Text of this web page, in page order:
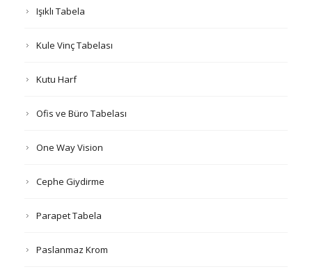
Işıklı Tabela
Kule Vinç Tabelası
Kutu Harf
Ofis ve Büro Tabelası
One Way Vision
Cephe Giydirme
Parapet Tabela
Paslanmaz Krom